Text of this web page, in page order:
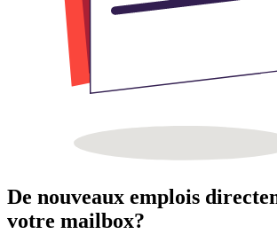
De nouveaux emplois
votre mailbox?